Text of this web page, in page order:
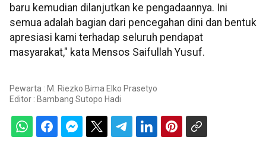
baru kemudian dilanjutkan ke pengadaannya. Ini
semua adalah bagian dari pencegahan dini dan bentuk
apresiasi kami terhadap seluruh pendapat
masyarakat," kata Mensos Saifullah Yusuf.
Pewarta : M. Riezko Bima Elko Prasetyo
Editor : Bambang Sutopo Hadi